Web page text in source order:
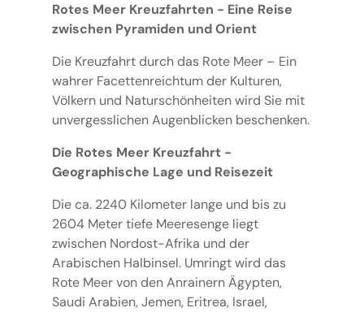
Rotes Meer Kreuzfahrten - Eine Reise
zwischen Pyramiden und Orient
Die Kreuzfahrt durch das Rote Meer – Ein
wahrer Facettenreichtum der Kulturen,
Völkern und Naturschönheiten wird Sie mit
unvergesslichen Augenblicken beschenken.
Die Rotes Meer Kreuzfahrt -
Geographische Lage und Reisezeit
Die ca. 2240 Kilometer lange und bis zu
2604 Meter tiefe Meeresenge liegt
zwischen Nordost-Afrika und der
Arabischen Halbinsel. Umringt wird das
Rote Meer von den Anrainern Ägypten,
Saudi Arabien, Jemen, Eritrea, Israel,